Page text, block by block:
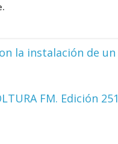
la instalación de un
FM. Edición 251